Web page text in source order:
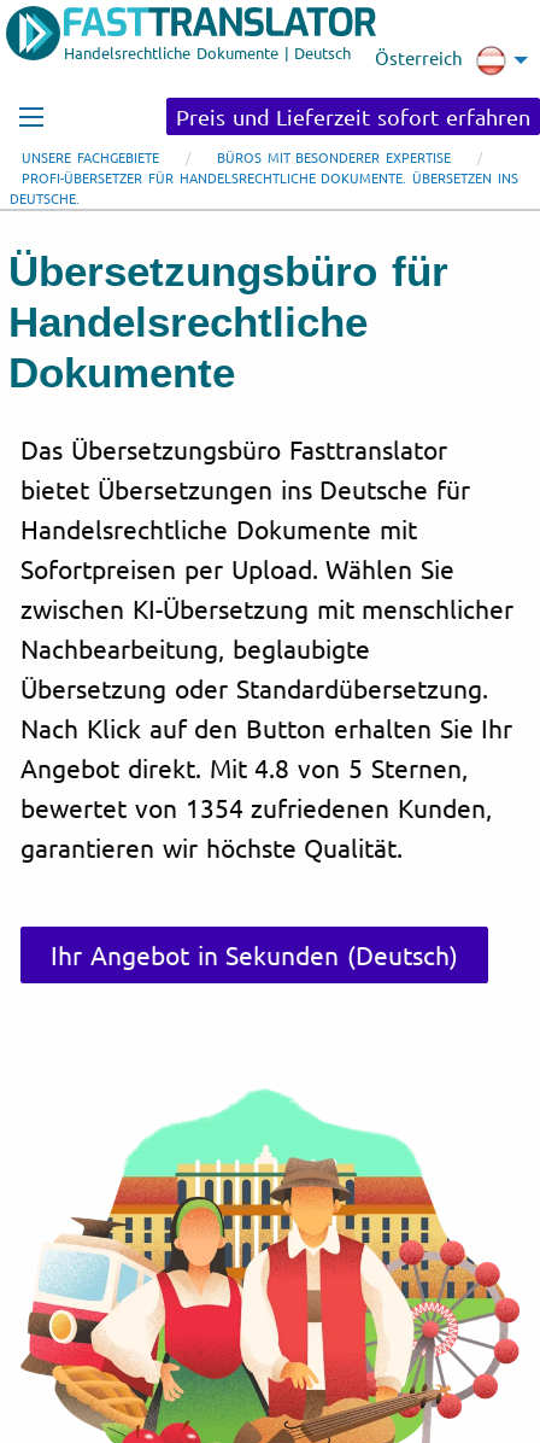
Handelsrechtliche Dokumente | Deutsch Österreich
Preis und Lieferzeit sofort erfahren
UNSERE FACHGEBIETE
BÜROS MIT BESONDERER EXPERTISE
PROFI-ÜBERSETZER FÜR HANDELSRECHTLICHE DOKUMENTE. ÜBERSETZEN INS
DEUTSCHE.
Übersetzungsbüro für
Handelsrechtliche
Dokumente
Das Übersetzungsbüro Fasttranslator
bietet Übersetzungen ins Deutsche für
Handelsrechtliche Dokumente mit
Sofortpreisen per Upload. Wählen Sie
zwischen KI-Übersetzung mit menschlicher
Nachbearbeitung, beglaubigte
Übersetzung oder Standardübersetzung.
Nach Klick auf den Button erhalten Sie Ihr
Angebot direkt. Mit 4.8 von 5 Sternen,
bewertet von 1354 zufriedenen Kunden,
garantieren wir höchste Qualität.
Ihr Angebot in Sekunden (Deutsch)